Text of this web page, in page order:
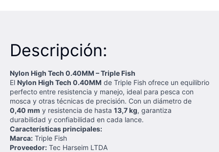
Descripción:
Nylon High Tech 0.40MM – Triple Fish
El Nylon High Tech 0.40MM de Triple Fish ofrece un equilibrio
perfecto entre resistencia y manejo, ideal para pesca con
mosca y otras técnicas de precisión. Con un diámetro de
0,40 mm y resistencia de hasta 13,7 kg, garantiza
durabilidad y confiabilidad en cada lance.
Características principales:
Marca: Triple Fish
Proveedor: Tec Harseim LTDA